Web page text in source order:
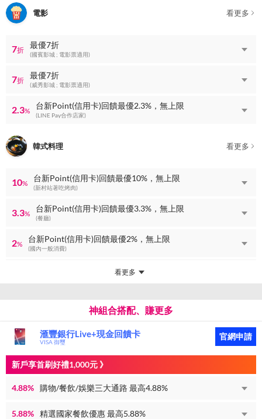
電影 看更多
7折
最優7折
(國賓影城 ; 電影票適用)
7折
最優7折
(威秀影城 ; 電影票適用)
2.3%
台新Point(信用卡)回饋最優2.3%，無上限
(LINE Pay合作店家)
韓式料理 看更多
10%
台新Point(信用卡)回饋最優10%，無上限
(新村站著吃烤肉)
3.3%
台新Point(信用卡)回饋最優3.3%，無上限
(餐廳)
2%
台新Point(信用卡)回饋最優2%，無上限
(國內一般消費)
看更多
神組合搭配、賺更多
滙豐銀行Live+現金回饋卡
VISA 御璽
官網申請
新戶享首刷好禮1,000元 》
4.88% 購物/餐飲/娛樂三大通路 最高4.88%
5.88% 精選國家餐飲優惠 最高5.88%